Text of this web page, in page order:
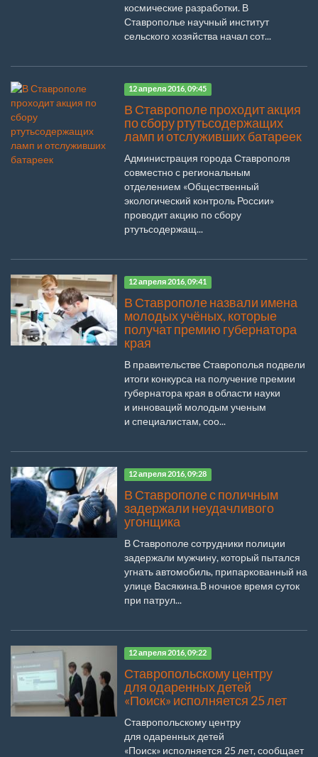
космические разработки. В
Ставрополье научный институт
сельского хозяйства начал сот...
12 апреля 2016, 09:45
В Ставрополе проходит акция
по сбору ртутьсодержащих
ламп и отслуживших батареек
Администрация города Ставрополя
совместно с региональным
отделением «Общественный
экологический контроль России»
проводит акцию по сбору
ртутьсодержащ...
12 апреля 2016, 09:41
В Ставрополе назвали имена
молодых учёных, которые
получат премию губернатора
края
В правительстве Ставрополья подвели
итоги конкурса на получение премии
губернатора края в области науки
и инноваций молодым ученым
и специалистам, соо...
12 апреля 2016, 09:28
В Ставрополе с поличным
задержали неудачливого
угонщика
В Ставрополе сотрудники полиции
задержали мужчину, который пытался
угнать автомобиль, припаркованный на
улице Васякина.В ночное время суток
при патрул...
12 апреля 2016, 09:22
Ставропольскому центру
для одаренных детей
«Поиск» исполняется 25 лет
Ставропольскому центру
для одаренных детей
«Поиск» исполняется 25 лет, сообщает